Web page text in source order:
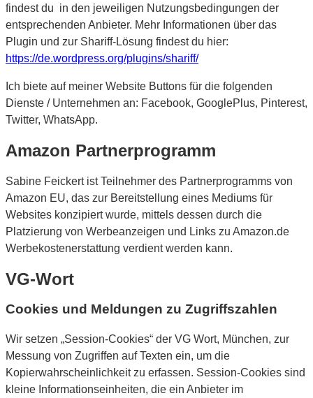
findest du in den jeweiligen Nutzungsbedingungen der
entsprechenden Anbieter. Mehr Informationen über das
Plugin und zur Shariff-Lösung findest du hier:
https://de.wordpress.org/plugins/shariff/
Ich biete auf meiner Website Buttons für die folgenden
Dienste / Unternehmen an: Facebook, GooglePlus, Pinterest,
Twitter, WhatsApp.
Amazon Partnerprogramm
Sabine Feickert ist Teilnehmer des Partnerprogramms von
Amazon EU, das zur Bereitstellung eines Mediums für
Websites konzipiert wurde, mittels dessen durch die
Platzierung von Werbeanzeigen und Links zu Amazon.de
Werbekostenerstattung verdient werden kann.
VG-Wort
Cookies und Meldungen zu Zugriffszahlen
Wir setzen „Session-Cookies“ der VG Wort, München, zur
Messung von Zugriffen auf Texten ein, um die
Kopierwahrscheinlichkeit zu erfassen. Session-Cookies sind
kleine Informationseinheiten, die ein Anbieter im